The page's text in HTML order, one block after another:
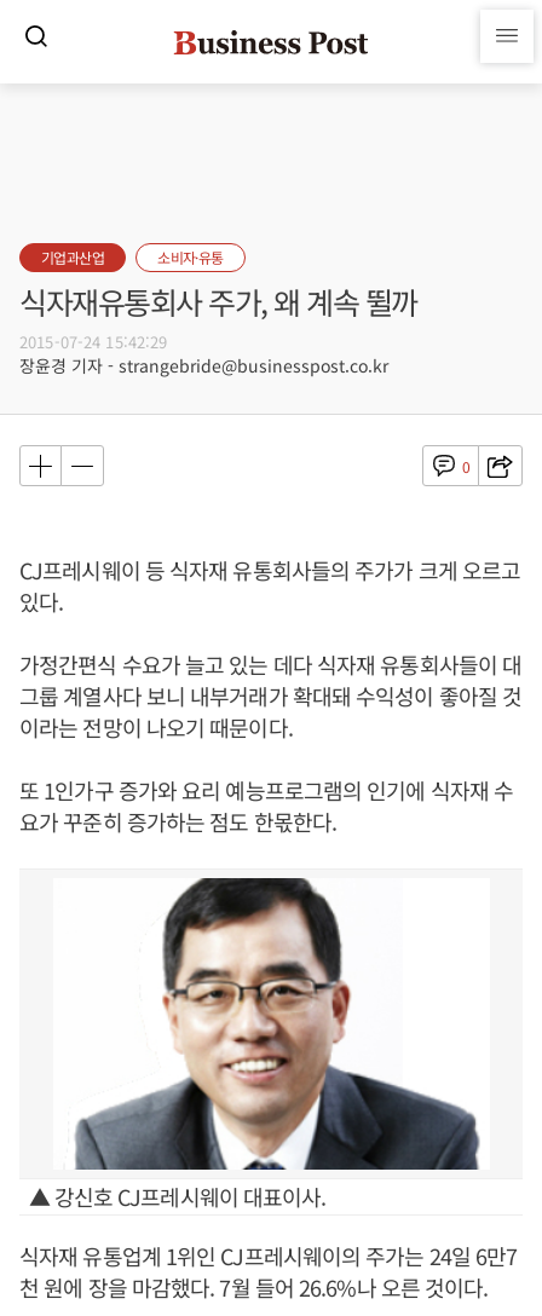
기업과산업 소비자·유통
식자재유통회사 주가, 왜 계속 뛸까
2015-07-24 15:42:29
장윤경 기자 - strangebride@businesspost.co.kr
0
CJ프레시웨이 등 식자재 유통회사들의 주가가 크게 오르고
있다.
가정간편식 수요가 늘고 있는 데다 식자재 유통회사들이 대
그룹 계열사다 보니 내부거래가 확대돼 수익성이 좋아질 것
이라는 전망이 나오기 때문이다.
또 1인가구 증가와 요리 예능프로그램의 인기에 식자재 수
요가 꾸준히 증가하는 점도 한몫한다.
▲ 강신호 CJ프레시웨이 대표이사.
식자재 유통업계 1위인 CJ프레시웨이의 주가는 24일 6만7
천 원에 장을 마감했다. 7월 들어 26.6%나 오른 것이다.